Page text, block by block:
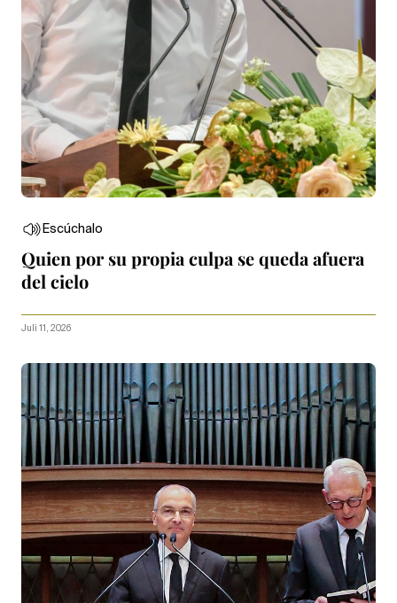
Escúchalo
Quien por su propia culpa se queda afuera
del cielo
Juli 11, 2026